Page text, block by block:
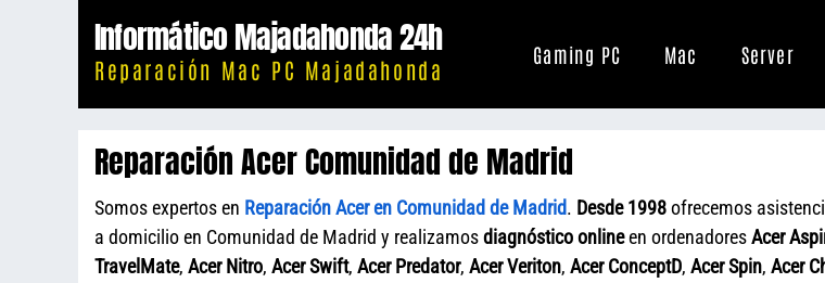
Informático Majadahonda 24h
Reparación Mac PC Majadahonda
Gaming PC Mac Server
Reparación Acer Comunidad de Madrid
Somos expertos en Reparación Acer en Comunidad de Madrid. Desde 1998ofrecemos
a domicilio en Comunidad de Madrid y realizamosdiagnóstico onlineen ordenadoresAcer
TravelMate, Acer Nitro, Acer Swift, Acer Predator, Acer Veriton, Acer ConceptD, Acer Spin, Acer